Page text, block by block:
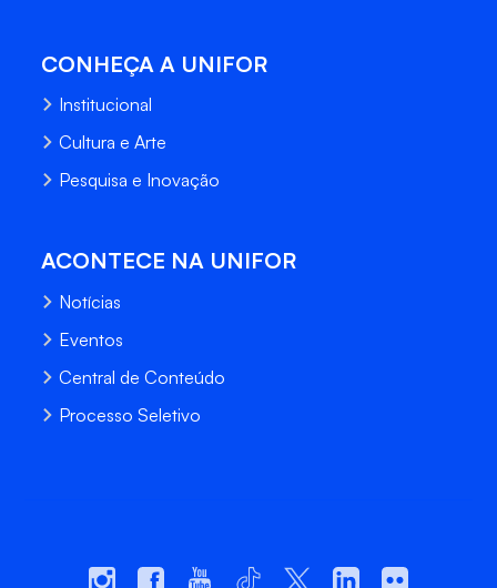
CONHEÇA A UNIFOR
Institucional
Cultura e Arte
Pesquisa e Inovação
ACONTECE NA UNIFOR
Notícias
Eventos
Central de Conteúdo
Processo Seletivo